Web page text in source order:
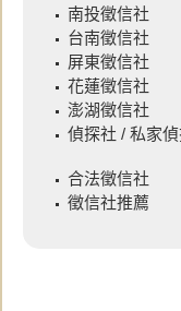
南投徵信社
台南徵信社
屏東徵信社
花蓮徵信社
澎湖徵信社
偵探社 / 私家
合法徵信社
徵信社推薦